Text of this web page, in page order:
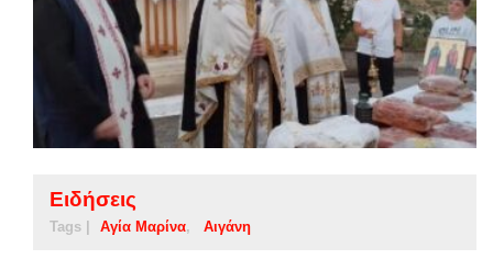
Ειδήσεις
Tags | Αγία Μαρίνα Αιγάνη